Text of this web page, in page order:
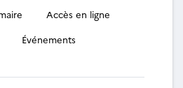
Accès en ligne
Événements